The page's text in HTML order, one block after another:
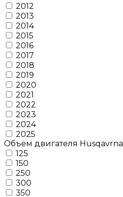
2012
2013
2014
2015
2016
2017
2018
2019
2020
2021
2022
2023
2024
2025
Объем двигателя Husqavrna
125
150
250
300
350